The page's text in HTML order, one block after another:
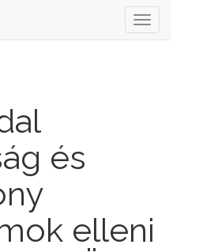
Váltás
a
és
elleni